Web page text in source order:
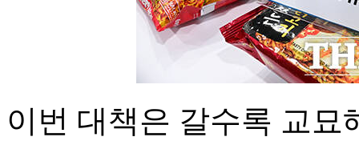
이번 대책은 갈수록 교묘